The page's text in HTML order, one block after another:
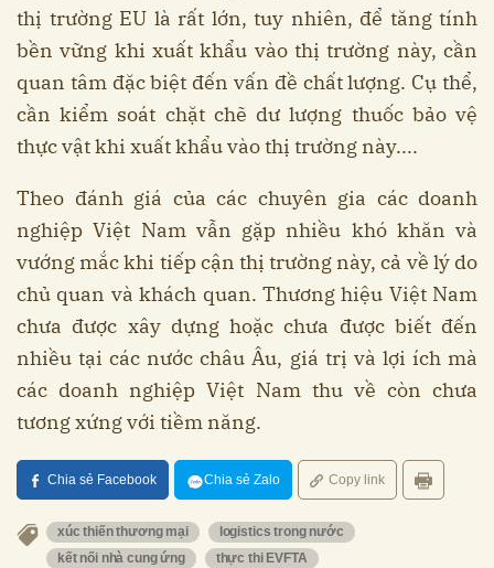
thị trường EU là rất lớn, tuy nhiên, để tăng tính
bền vững khi xuất khẩu vào thị trường này, cần
quan tâm đặc biệt đến vấn đề chất lượng. Cụ thể,
cần kiểm soát chặt chẽ dư lượng thuốc bảo vệ
thực vật khi xuất khẩu vào thị trường này....
Theo đánh giá của các chuyên gia các doanh
nghiệp Việt Nam vẫn gặp nhiều khó khăn và
vướng mắc khi tiếp cận thị trường này, cả về lý do
chủ quan và khách quan. Thương hiệu Việt Nam
chưa được xây dựng hoặc chưa được biết đến
nhiều tại các nước châu Âu, giá trị và lợi ích mà
các doanh nghiệp Việt Nam thu về còn chưa
tương xứng với tiềm năng.
Chia sẻ Facebook Chia sẻ Zalo Copy link
xúc thiến thương mại
logistics trong nước
kết nối nhà cung ứng
thực thi EVFTA